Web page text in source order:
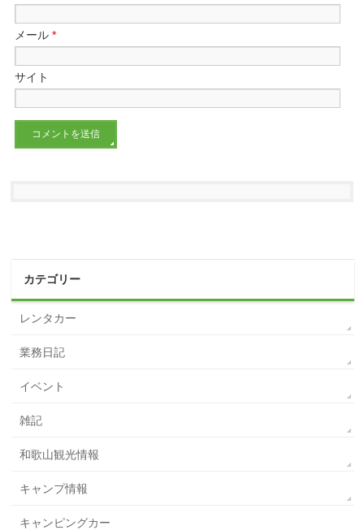
メール*
サイト
カテゴリー
レンタカー
業務日記
イベント
雑記
和歌山観光情報
キャンプ情報
キャンピングカー